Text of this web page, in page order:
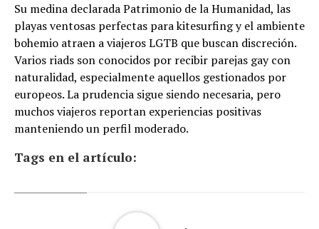
Su medina declarada Patrimonio de la Humanidad, las
playas ventosas perfectas para kitesurfing y el ambiente
bohemio atraen a viajeros LGTB que buscan discreción.
Varios riads son conocidos por recibir parejas gay con
naturalidad, especialmente aquellos gestionados por
europeos. La prudencia sigue siendo necesaria, pero
muchos viajeros reportan experiencias positivas
manteniendo un perfil moderado.
Tags en el artículo: